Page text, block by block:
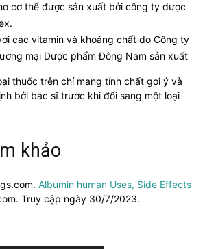
cơ thể được sản xuất bởi công ty dược
các vitamin và khoáng chất do Công ty
mại Dược phẩm Đông Nam sản xuất
thuốc trên chỉ mang tính chất gợi ý và
bởi bác sĩ trước khi đổi sang một loại
khảo
Albumin human Uses, Side Effects
Truy cập ngày 30/7/2023.